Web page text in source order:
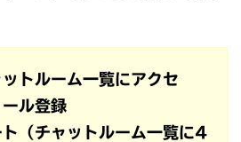
トルーム一覧にアクセ
ル登録
（チャットルーム一覧に4